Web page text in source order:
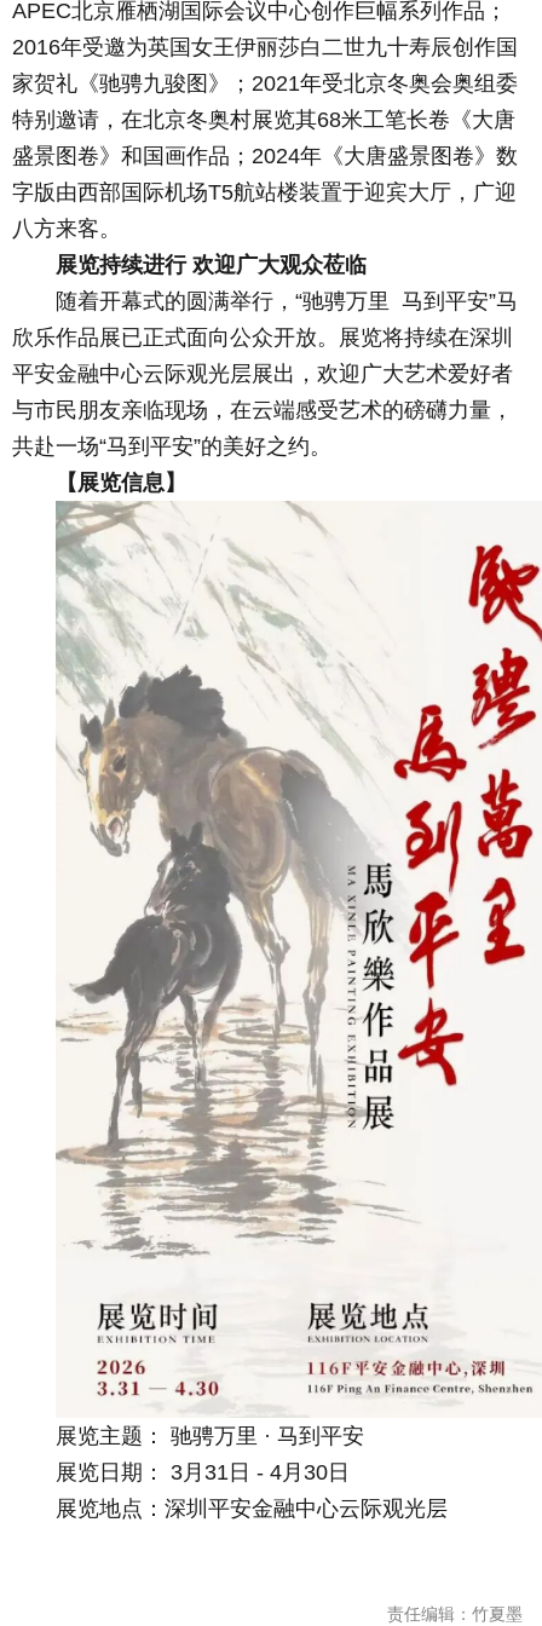
APEC北京雁栖湖国际会议中心创作巨幅系列作品；
2016年受邀为英国女王伊丽莎白二世九十寿辰创作国
家贺礼《驰骋九骏图》；2021年受北京冬奥会奥组委
特别邀请，在北京冬奥村展览其68米工笔长卷《大唐
盛景图卷》和国画作品；2024年《大唐盛景图卷》数
字版由西部国际机场T5航站楼装置于迎宾大厅，广迎
八方来客。
展览持续进行 欢迎广大观众莅临
随着开幕式的圆满举行，“驰骋万里 马到平安”马
欣乐作品展已正式面向公众开放。展览将持续在深圳
平安金融中心云际观光层展出，欢迎广大艺术爱好者
与市民朋友亲临现场，在云端感受艺术的磅礴力量，
共赴一场“马到平安”的美好之约。
【展览信息】
展览主题： 驰骋万里 · 马到平安
展览日期： 3月31日 - 4月30日
展览地点：深圳平安金融中心云际观光层
责任编辑：竹夏墨